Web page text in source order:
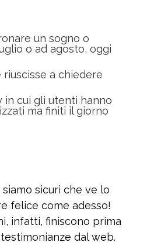
un sogno o
o ad agosto, oggi
a chiedere
in cui gli utenti hanno
ma finiti il giorno
sicuri che ve lo
felice come adesso!
infatti, finiscono prima
dal web.